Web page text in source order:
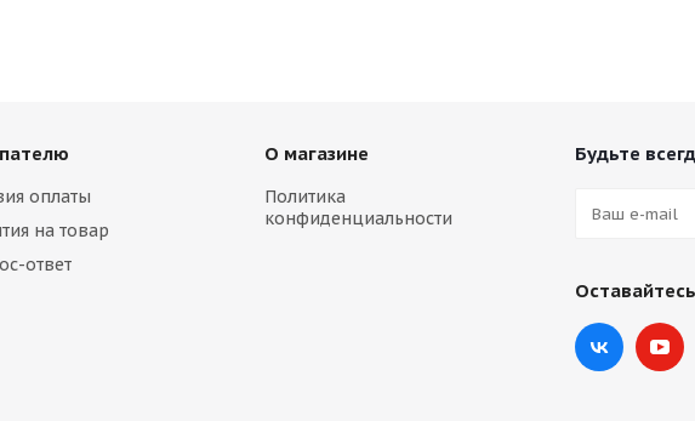
оплаты
на товар
ответ
О магазине
Политика
конфиденциальности
Будьте